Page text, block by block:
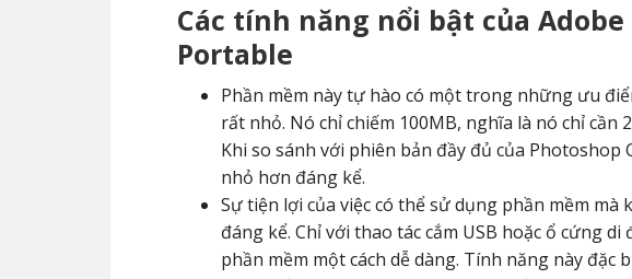
Các tính năng nổi bật của Adobe
Portable
Phần mềm này tự hào có một trong những ưu
rất nhỏ. Nó chỉ chiếm 100MB, nghĩa là nó chỉ cần
Khi so sánh với phiên bản đầy đủ của Photoshop
nhỏ hơn đáng kể.
Sự tiện lợi của việc có thể sử dụng phần mềm mà
đáng kể. Chỉ với thao tác cắm USB hoặc ổ cứng
phần mềm một cách dễ dàng. Tính năng này